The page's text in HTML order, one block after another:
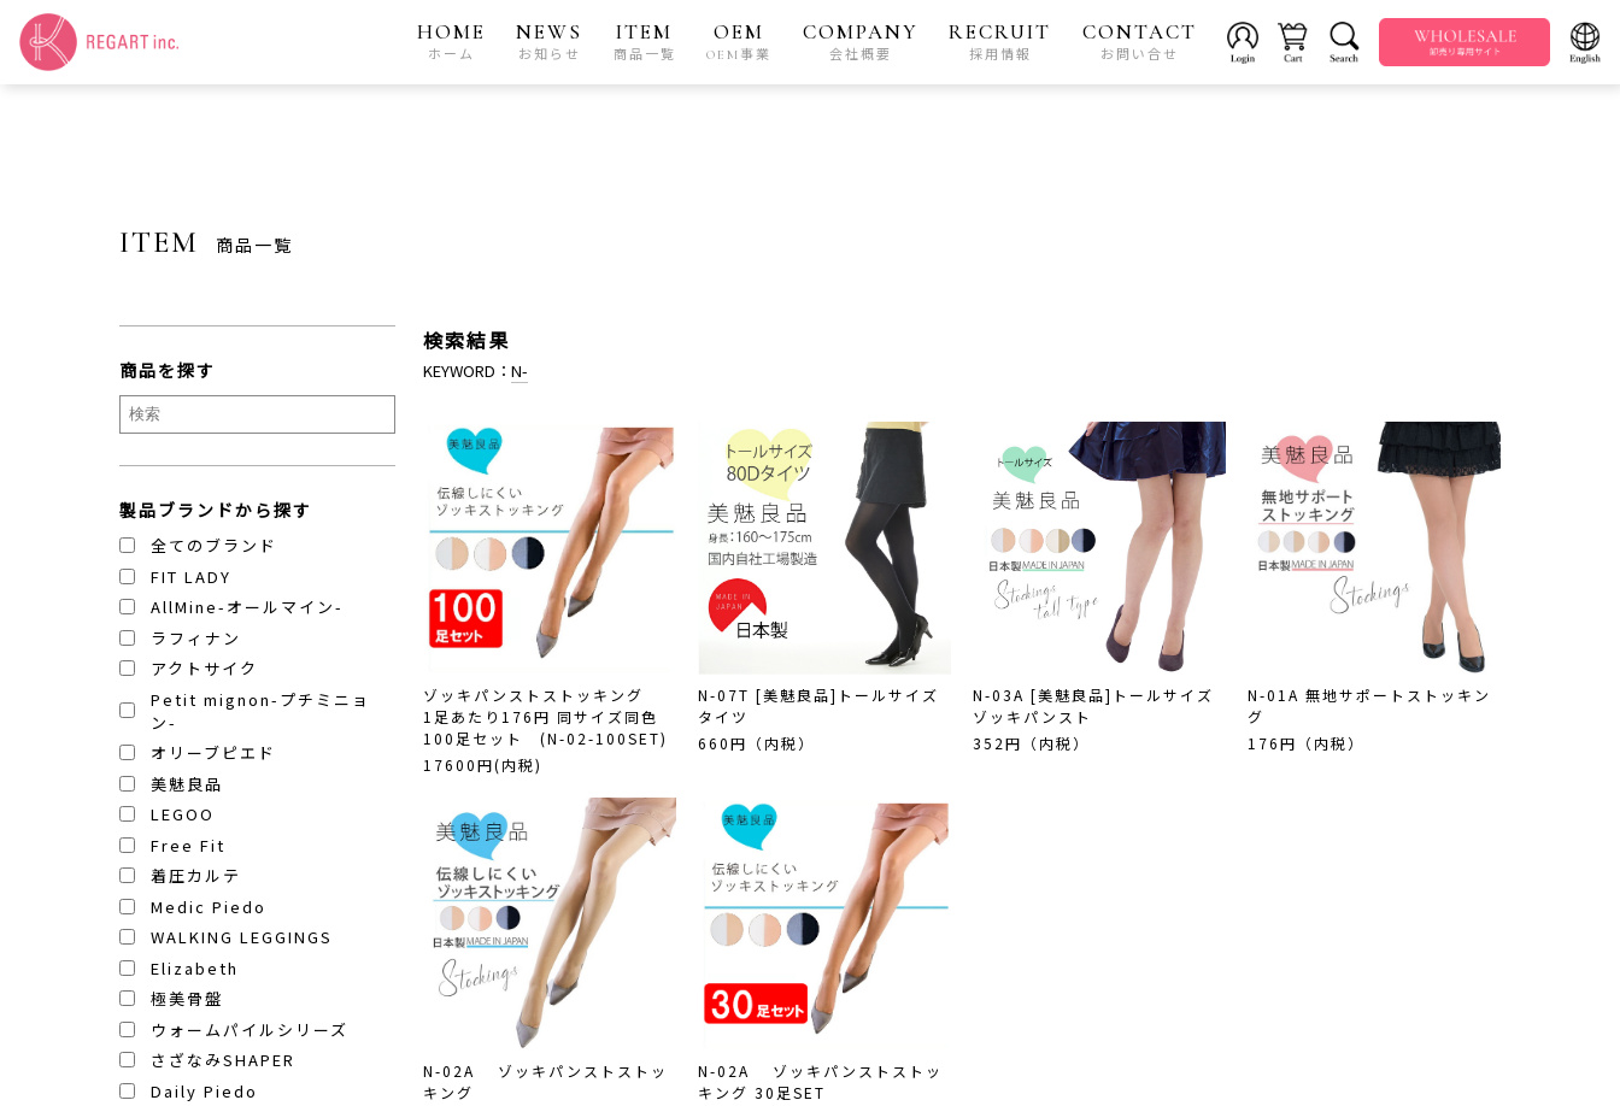
HOME
ホーム
NEWS
お知らせ
ITEM
商品一覧
OEM
OEM事業
COMPANY
会社概要
RECRUIT
採用情報
CONTACT
お問い合せ
ITEM 商品一覧
商品を探す
製品ブランドから探す
全てのブランド
FIT LADY
AllMine-オールマイン-
ラフィナン
アクトサイク
Petit mignon-プチミニョ
ン-
オリーブピエド
美魅良品
LEGOO
Free Fit
着圧カルテ
Medic Piedo
WALKING LEGGINGS
Elizabeth
極美骨盤
ウォームパイルシリーズ
さざなみSHAPER
Daily Piedo
検索結果
KEYWORD：N-
ゾッキパンストストッキング
1足あたり176円 同サイズ同色
100足セット (N-02-100SET)
17600円(内税)
N-07T [美魅良品]トールサイズ
タイツ
660円（内税）
N-03A [美魅良品]トールサイズ
ゾッキパンスト
352円（内税）
N-01A 無地サポートストッキン
グ
176円（内税）
N-02A ゾッキパンストストッ
キング
N-02A ゾッキパンストストッ
キング 30足SET